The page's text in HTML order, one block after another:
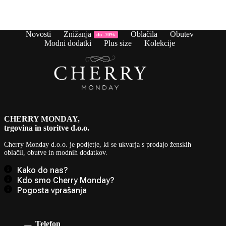
24,90 €.
Novosti
Znižanja do -70% Oblačila
Obutev
Modni dodatki
Plus size Kolekcije
CHERRY MONDAY,
trgovina in storitve d.o.o.
Cherry Monday d.o.o. je podjetje, ki se ukvarja s prodajo ženskih
oblačil, obutve in modnih dodatkov.
Kako do nas?
Kdo smo Cherry Monday?
Pogosta vprašanja
Telefon